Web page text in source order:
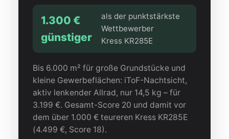
1.300 €
günstiger
als der punktstärkste
Wettbewerber
Kress KR285E
Bis 6.000 m² für große Grundstücke und
kleine Gewerbeflächen: iToF-Nachtsicht,
aktiv lenkender Allrad, nur 14,5 kg – für
3.199 €. Gesamt-Score 20 und damit vor
dem über 1.000 € teureren Kress KR285E
(4.499 €, Score 18).